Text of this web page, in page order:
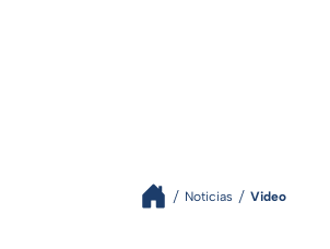
Noticias Video